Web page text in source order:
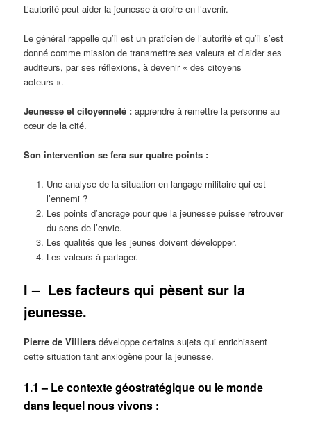
L’autorité peut aider la jeunesse à croire en l’avenir.
Le général rappelle qu’il est un praticien de l’autorité et qu’il s’est
donné comme mission de transmettre ses valeurs et d’aider ses
auditeurs, par ses réflexions, à devenir « des citoyens
acteurs ».
Jeunesse et citoyenneté : apprendre à remettre la personne au
cœur de la cité.
Son intervention se fera sur quatre points :
Une analyse de la situation en langage militaire qui est
l’ennemi ?
Les points d’ancrage pour que la jeunesse puisse retrouver
du sens de l’envie.
Les qualités que les jeunes doivent développer.
Les valeurs à partager.
I – Les facteurs qui pèsent sur la
jeunesse.
Pierre de Villiersdéveloppe certains sujets qui enrichissent
cette situation tant anxiogène pour la jeunesse.
1.1 – Le contexte géostratégique ou le monde
dans lequel nous vivons :